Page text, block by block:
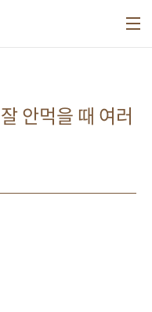
안먹을 때 여러